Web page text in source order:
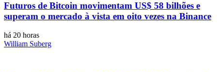
Futuros de Bitcoin movimentam US$ 58 bilhões e
superam o mercado à vista em oito vezes na Binance
há 20 horas
William Suberg